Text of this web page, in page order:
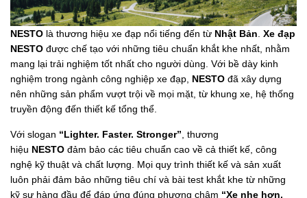
NESTO là thương hiệu xe đạp nổi tiếng đến từ Nhật Bản Xe đạp
NESTO được chế tạo với những tiêu chuẩn khắt khe nhất, nhằm
mang lại trải nghiệm tốt nhất cho người dùng. Với bề dày kinh
nghiệm trong ngành công nghiệp xe đạp, NESTO đã xây dựng
nên những sản phẩm vượt trội về mọi mặt, từ khung xe, hệ thống
truyền động đến thiết kế tổng thể.
Với slogan “Lighter. Faster. Stronger” , thương
hiệu NESTO đảm bảo các tiêu chuẩn cao về cả thiết kế, công
nghệ kỹ thuật và chất lượng. Mọi quy trình thiết kế và sản xuất
luôn phải đảm bảo những tiêu chí và bài test khắt khe từ những
kỹ sư hàng đầu để đáp ứng đúng phương châm “Xe nhẹ hơn.